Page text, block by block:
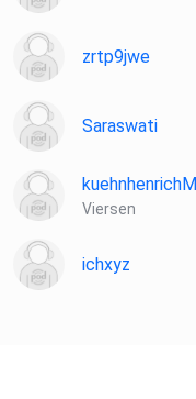
zrtp9jwe
Saraswati
kuehnhenrichM
Viersen
ichxyz